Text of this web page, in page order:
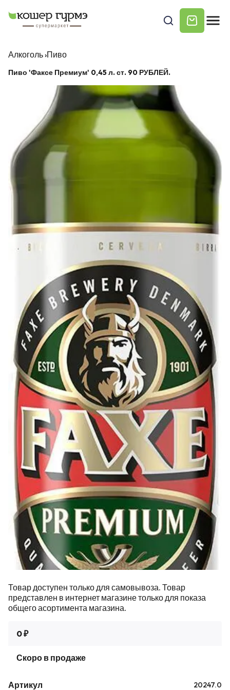
Алкоголь›Пиво
Пиво 'Факсе Премиум' 0,45 л. ст. 90 РУБЛЕЙ.
Товар доступен только для самовывоза. Товар
представлен в интернет магазине только для показа
общего асортимента магазина.
0 ₽
Скоро в продаже
Артикул 20247.0